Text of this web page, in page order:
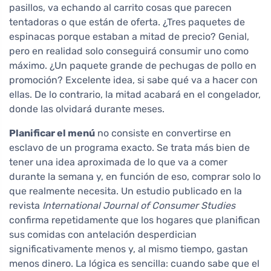
pasillos, va echando al carrito cosas que parecen
tentadoras o que están de oferta. ¿Tres paquetes de
espinacas porque estaban a mitad de precio? Genial,
pero en realidad solo conseguirá consumir uno como
máximo. ¿Un paquete grande de pechugas de pollo en
promoción? Excelente idea, si sabe qué va a hacer con
ellas. De lo contrario, la mitad acabará en el congelador,
donde las olvidará durante meses.
Planificar el menú no consiste en convertirse en
esclavo de un programa exacto. Se trata más bien de
tener una idea aproximada de lo que va a comer
durante la semana y, en función de eso, comprar solo lo
que realmente necesita. Un estudio publicado en la
revista International Journal of Consumer Studies
confirma repetidamente que los hogares que planifican
sus comidas con antelación desperdician
significativamente menos y, al mismo tiempo, gastan
menos dinero. La lógica es sencilla: cuando sabe que el